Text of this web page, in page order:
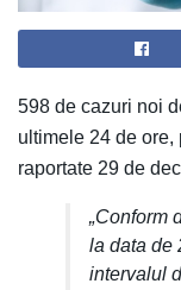
598 de cazuri noi
ultimele 24 de
raportate 29 de
„Conform
la data de
intervalul